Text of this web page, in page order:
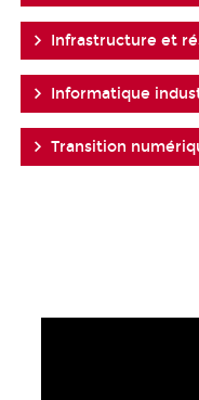
Infrastructure et
Informatique
Transition